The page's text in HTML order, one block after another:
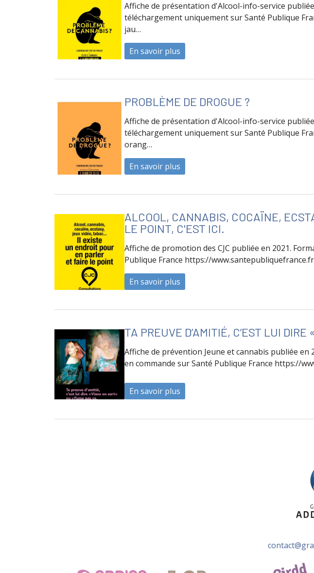
Affiche de présentation d'Alcool-info-service
téléchargement uniquement sur Santé Publique
jau…
En savoir plus
PROBLÈME DE DROGUE ?
Affiche de présentation d'Alcool-info-service
téléchargement uniquement sur Santé Publique
orang…
En savoir plus
ALCOOL, CANNABIS, COCAÏNE,
LE POINT, C'EST ICI.
Affiche de promotion des CJC publiée en 2021.
Publique France https://
En savoir plus
TA PREUVE D’AMITIÉ, C’EST LUI
Affiche de prévention Jeune et cannabis publiée en
en commande sur Santé Publique France https://
En savoir plus